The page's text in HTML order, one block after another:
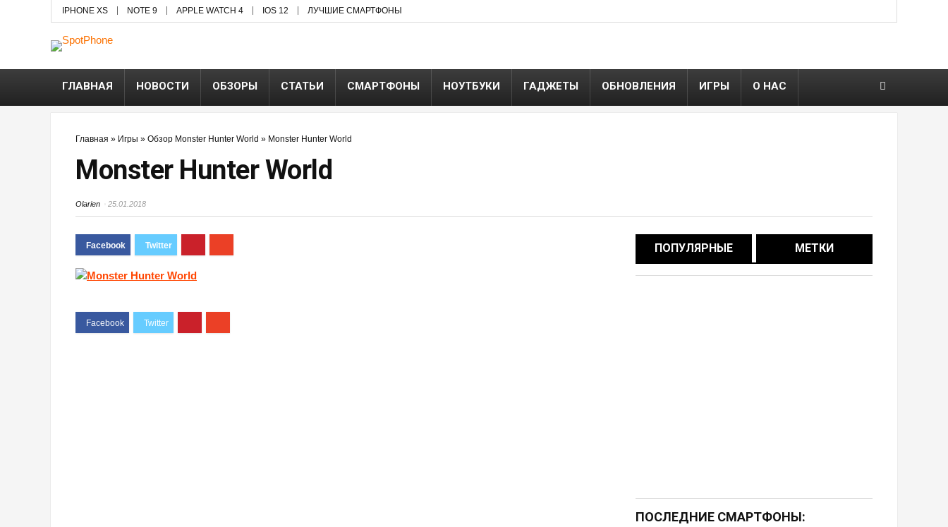
IPHONE XS NOTE 9 APPLE WATCH 4 IOS 12 ЛУЧШИЕ СМАРТФОНЫ
ГЛАВНАЯ НОВОСТИ ОБЗОРЫ СТАТЬИ СМАРТФОНЫ НОУТБУКИ ГАДЖЕТЫ ОБНОВЛЕНИЯ ИГРЫ О НАС
Главная » Игры » Обзор Monster Hunter World » Monster Hunter World
Monster Hunter World
Olarien 25.01.2018
ПОПУЛЯРНЫЕ МЕТКИ
ПОСЛЕДНИЕ СМАРТФОНЫ: